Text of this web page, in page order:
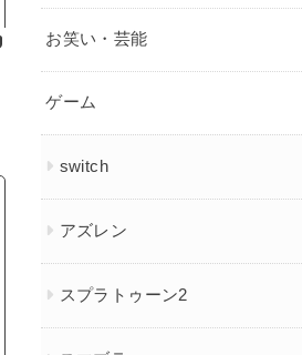
お笑い・芸能
ゲーム
switch
アズレン
スプラトゥーン2